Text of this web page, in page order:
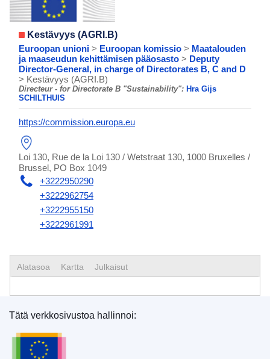
Kestävyys (AGRI.B)
Euroopan unioni > Euroopan komissio > Maatalouden
ja maaseudun kehittämisen pääosasto > Deputy
Director-General, in charge of Directorates B, C and D
> Kestävyys (AGRI.B)
Directeur - for Directorate B "Sustainability": Hra Gijs
SCHILTHUIS
https://commission.europa.eu
Loi 130, Rue de la Loi 130 / Wetstraat 130, 1000 Bruxelles /
Brussel, PO Box 1049
+3222950290
+3222962754
+3222955150
+3222961991
Alatasoa Kartta Julkaisut
Euroopan unionin julkaisutoimisto
Tätä verkkosivustoa hallinnoi: